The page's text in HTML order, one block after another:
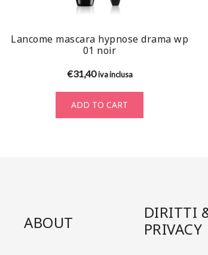
Lancome mascara hypnose drama wp
01 noir
€31,40 iva inclusa
ADD TO CART
ABOUT
DIRITTI
PRIVACY